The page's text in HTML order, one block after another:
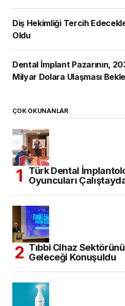
Diş Hekimliği Tercih Edecekler için
Oldu
Dental İmplant Pazarının,
Milyar Dolara Ulaşması
ÇOK OKUNANLAR
Türk Dental
Oyuncuları
Tıbbi Cihaz
Geleceği Konuşuldu